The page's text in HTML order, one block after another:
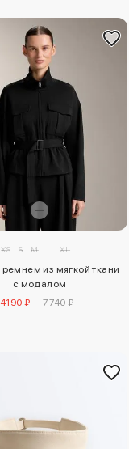
XS S M L XL
ремнем из мягкой ткани
с модалом
4190 ₽
7740 ₽